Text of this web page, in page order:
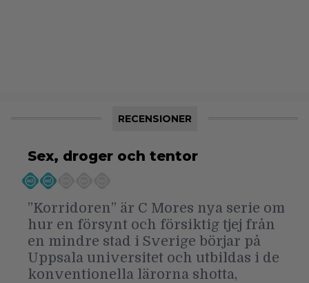
RECENSIONER
Sex, droger och tentor
”Korridoren” är C Mores nya serie om
hur en försynt och försiktig tjej från
en mindre stad i Sverige börjar på
Uppsala universitet och utbildas i de
konventionella lärorna shotta,